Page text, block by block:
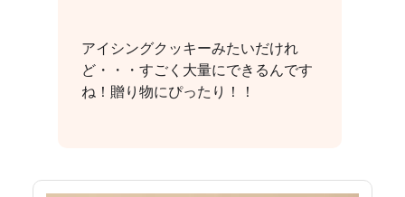
アイシングクッキーみたいだけれ
ど・・・すごく大量にできるんです
ね！贈り物にぴったり！！